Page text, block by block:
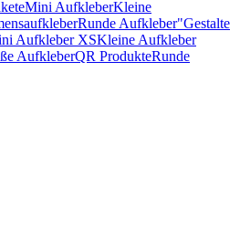
Mini AufkleberKleine
Runde Aufkleber"Gestalte
Aufkleber XSKleine Aufkleber
AufkleberQR ProdukteRunde